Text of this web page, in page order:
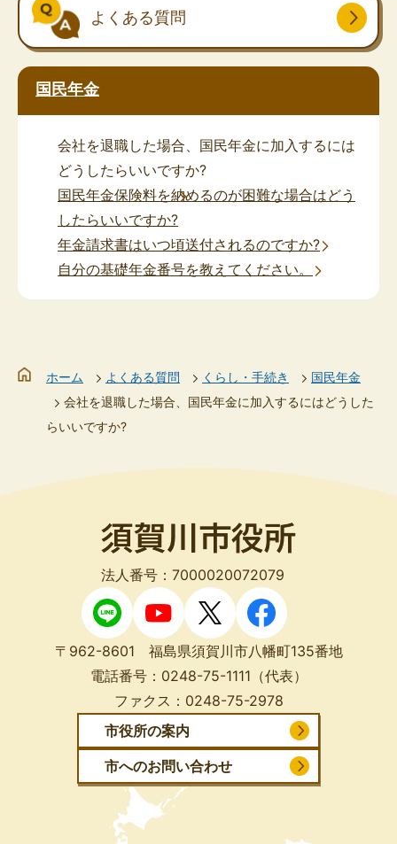
よくある質問
国民年金
会社を退職した場合、国民年金に加入するには
どうしたらいいですか?
国民年金保険料を納めるのが困難な場合はどう
したらいいですか?
年金請求書はいつ頃送付されるのですか?
自分の基礎年金番号を教えてください。
ホーム よくある質問 くらし・手続き
国民年金
会社を退職した場合、国民年金に加入するにはどうした
らいいですか?
法人番号：7000020072079
〒962-8601 福島県須賀川市八幡町135番地
電話番号： 0248-75-1111 （代表）
ファクス： 0248-75-2978
市役所の案内
市へのお問い合わせ